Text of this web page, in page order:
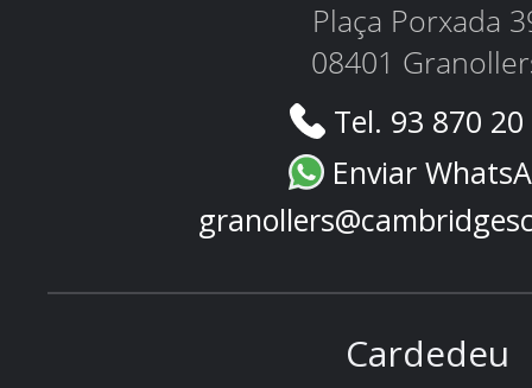
Plaça Porxada
08401
Tel. 93 870
Enviar
Cardedeu